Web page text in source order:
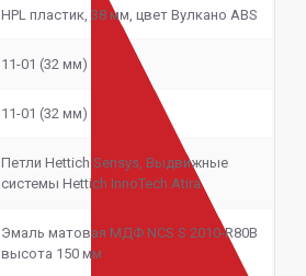
HPL пластик, 38 мм, цвет Вулкано ABS
11-01 (32 мм)
11-01 (32 мм)
Петли Hettich Sensys, Выдвижные
системы Hettich InnoTech Atira
Эмаль матовая МДФ NCS S 2010-R80B
высота 150 мм